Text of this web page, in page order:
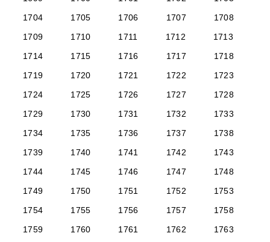
1704
1705 1706 1707
1708
1709
1710 1711 1712
1713
1714
1715 1716 1717
1718
1719
1720 1721 1722
1723
1724
1725 1726 1727
1728
1729
1730 1731 1732
1733
1734
1735 1736 1737
1738
1739
1740 1741 1742
1743
1744
1745 1746 1747
1748
1749
1750 1751 1752
1753
1754
1755 1756 1757
1758
1759
1760 1761 1762
1763